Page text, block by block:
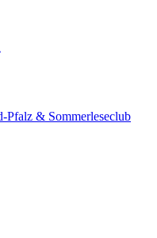
Pfalz & Sommerleseclub